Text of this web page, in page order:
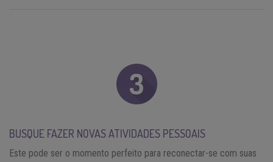
BUSQUE FAZER NOVAS ATIVIDADES PESSOAIS
Este pode ser o momento perfeito para reconectar-se com suas